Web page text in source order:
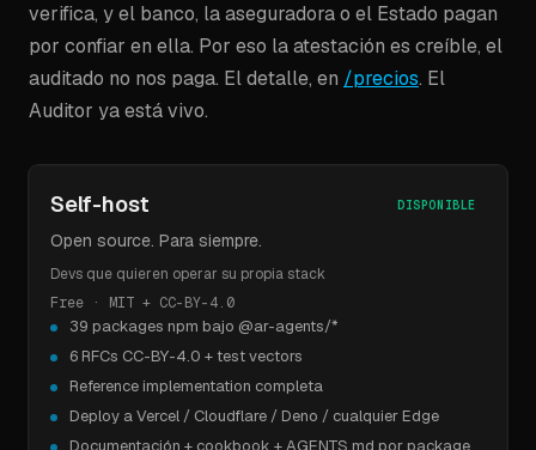
verifica, y el banco, la aseguradora o el Estado pagan
por confiar en ella. Por eso la atestación es creíble, el
auditado no nos paga. El detalle, en /precios. El
Auditor ya está vivo.
Self-host DISPONIBLE
Open source. Para siempre.
Devs que quieren operar su propia stack
Free · MIT + CC-BY-4.0
39 packages npm bajo @ar-agents/*
6 RFCs CC-BY-4.0 + test vectors
Reference implementation completa
Deploy a Vercel / Cloudflare / Deno / cualquier Edge
Documentación + cookbook + AGENTS.md por package